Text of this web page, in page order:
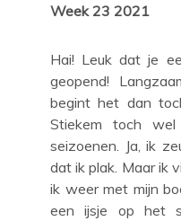
Week 23 2021
Hai! Leuk dat je
geopend!
begint het dan
Stiekem toch
seizoenen. Ja, ik
dat ik plak. Maar ik
ik weer met mijn
een ijsje op het